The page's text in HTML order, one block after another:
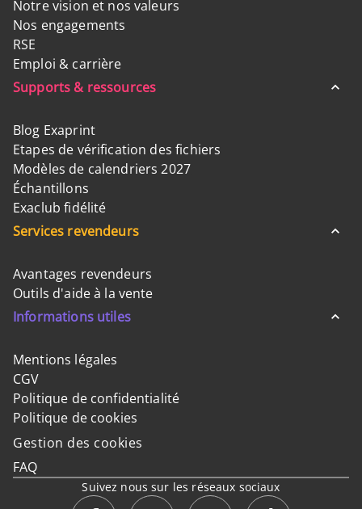
Notre vision et nos valeurs
Nos engagements
RSE
Emploi & carrière
Supports & ressources
Blog Exaprint
Etapes de vérification des fichiers
Modèles de calendriers 2027
Échantillons
Exaclub fidélité
Services revendeurs
Avantages revendeurs
Outils d'aide à la vente
Informations utiles
Mentions légales
CGV
Politique de confidentialité
Politique de cookies
Gestion des cookies
FAQ
Suivez nous sur les réseaux sociaux